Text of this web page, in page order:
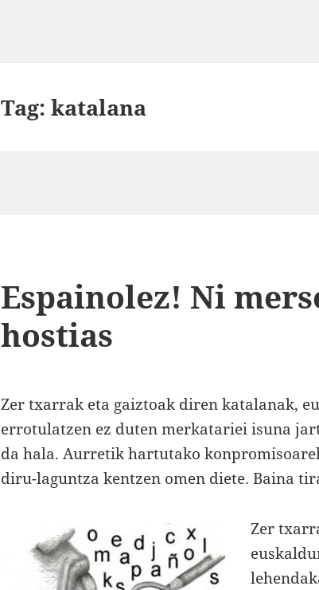
Tag:katalana
Espainolez! Ni
hostias
Zer txarrak eta gaiztoak diren katalanak,
errotulatzen ez duten merkatariei isuna
da hala. Aurretik hartutako
diru-laguntza kentzen omen diete. Baina
Zer